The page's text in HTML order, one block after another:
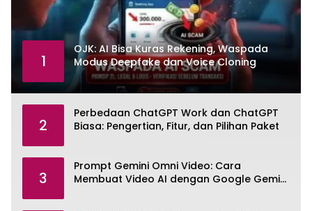
1
OJK: AI Bisa Kuras Rekening, Waspada
Modus Deepfake dan Voice Cloning
2
Perbedaan ChatGPT Work dan ChatGPT
Biasa: Pengertian, Fitur, dan Pilihan Paket
3
Prompt Gemini Omni Video: Cara
Membuat Video AI dengan Google Gemini